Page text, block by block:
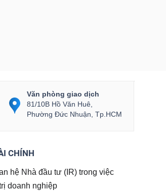
Văn phòng giao dịch
81/10B Hồ Văn Huê,
Phường Đức Nhuận, Tp.HCM
CHÍNH
hệ Nhà đầu tư (IR) trong việc
doanh nghiệp